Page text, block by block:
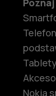
Poznaj
Nokia